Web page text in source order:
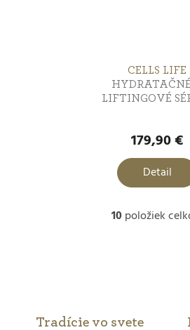
CELLS LIFE
LIFTINGOVÉ
179,90 €
Detail
10položiek
Tradície vo svete